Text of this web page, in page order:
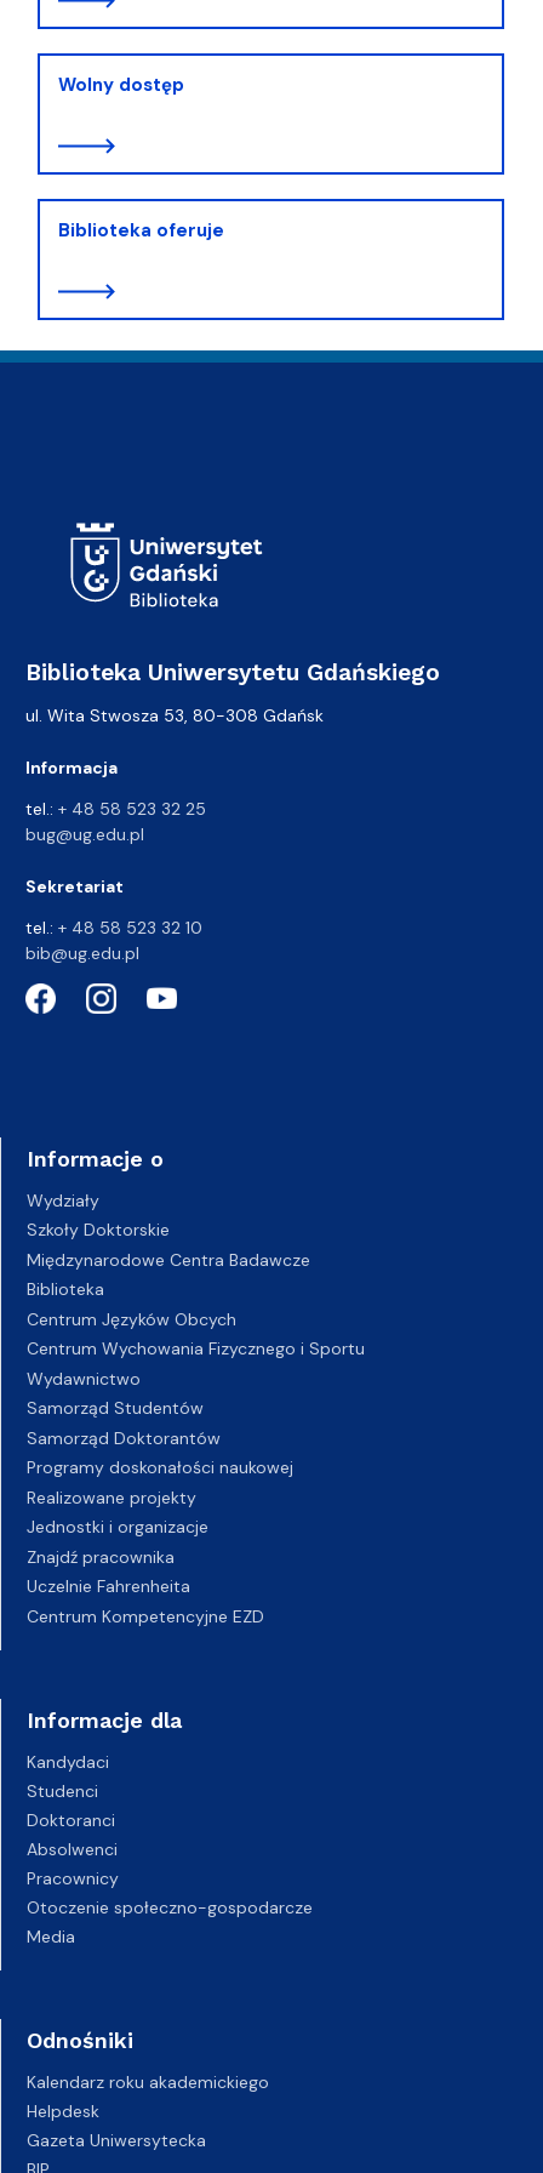
Wolny dostęp
Biblioteka oferuje
Biblioteka Uniwersytetu Gdańskiego
ul. Wita Stwosza 53, 80-308 Gdańsk
Informacja
tel.: + 48 58 523 32 25
bug@ug.edu.pl
Sekretariat
tel.: + 48 58 523 32 10
bib@ug.edu.pl
Informacje o
Wydziały
Szkoły Doktorskie
Międzynarodowe Centra Badawcze
Biblioteka
Centrum Języków Obcych
Centrum Wychowania Fizycznego i Sportu
Wydawnictwo
Samorząd Studentów
Samorząd Doktorantów
Programy doskonałości naukowej
Realizowane projekty
Jednostki i organizacje
Znajdź pracownika
Uczelnie Fahrenheita
Centrum Kompetencyjne EZD
Informacje dla
Kandydaci
Studenci
Doktoranci
Absolwenci
Pracownicy
Otoczenie społeczno-gospodarcze
Media
Odnośniki
Kalendarz roku akademickiego
Helpdesk
Gazeta Uniwersytecka